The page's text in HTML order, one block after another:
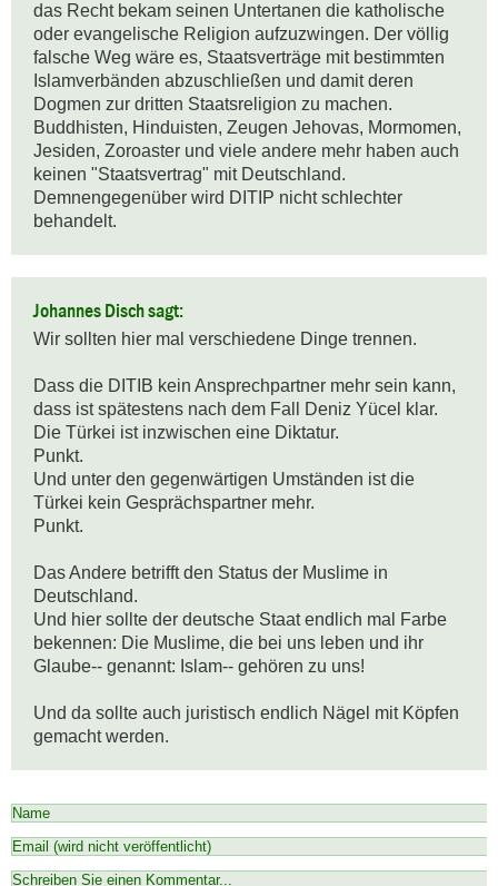
das Recht bekam seinen Untertanen die katholische
oder evangelische Religion aufzuzwingen. Der völlig
falsche Weg wäre es, Staatsverträge mit bestimmten
Islamverbänden abzuschließen und damit deren
Dogmen zur dritten Staatsreligion zu machen.
Buddhisten, Hinduisten, Zeugen Jehovas, Mormomen,
Jesiden, Zoroaster und viele andere mehr haben auch
keinen "Staatsvertrag" mit Deutschland.
Demnengegenüber wird DITIP nicht schlechter
behandelt.
Johannes Disch sagt:
Wir sollten hier mal verschiedene Dinge trennen.
Dass die DITIB kein Ansprechpartner mehr sein kann,
dass ist spätestens nach dem Fall Deniz Yücel klar.
Die Türkei ist inzwischen eine Diktatur.
Punkt.
Und unter den gegenwärtigen Umständen ist die
Türkei kein Gesprächspartner mehr.
Punkt.
Das Andere betrifft den Status der Muslime in
Deutschland.
Und hier sollte der deutsche Staat endlich mal Farbe
bekennen: Die Muslime, die bei uns leben und ihr
Glaube-- genannt: Islam-- gehören zu uns!
Und da sollte auch juristisch endlich Nägel mit Köpfen
gemacht werden.